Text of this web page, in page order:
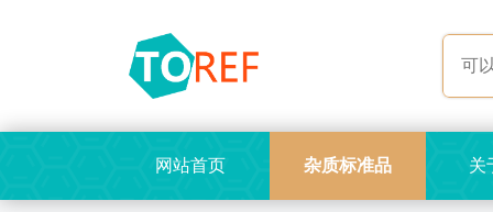
网站首页 杂质标准品 关